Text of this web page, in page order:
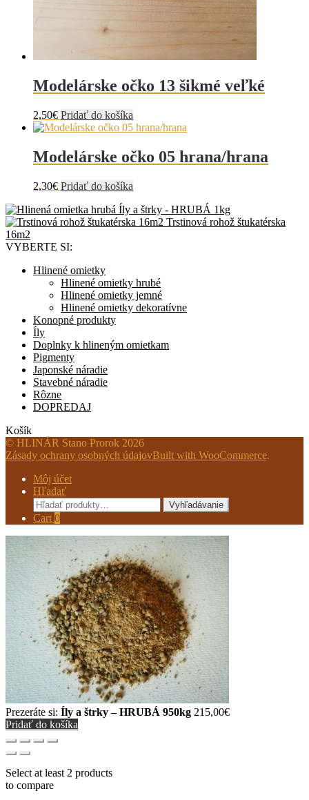
Modelárske očko 13 šikmé veľké
2,50€ Pridať do košíka
Modelárske očko 05 hrana/hrana
2,30€ Pridať do košíka
Íly a štrky - HRUBÁ 1kg
Trstinová rohož štukatérska
16m2
VYBERTE SI:
Hlinené omietky
Hlinené omietky hrubé
Hlinené omietky jemné
Hlinené omietky dekoratívne
Konopné produkty
Íly
Doplnky k hlineným omietkam
Pigmenty
Japonské náradie
Stavebné náradie
Rôzne
DOPREDAJ
Košík
© HLINÁR Stano Prorok 2026
Zásady ochrany osobných údajovBuilt with WooCommerce.
Môj účet
Hľadať
Hľadať:
Vyhľadávanie
Cart 0
Prezeráte si: Íly a štrky – HRUBÁ 950kg 215,00€
Pridať do košíka
Select at least 2 products
to compare